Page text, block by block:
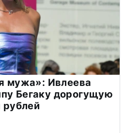
мужа»: Ивлеева
Бегаку дорогущую
рублей